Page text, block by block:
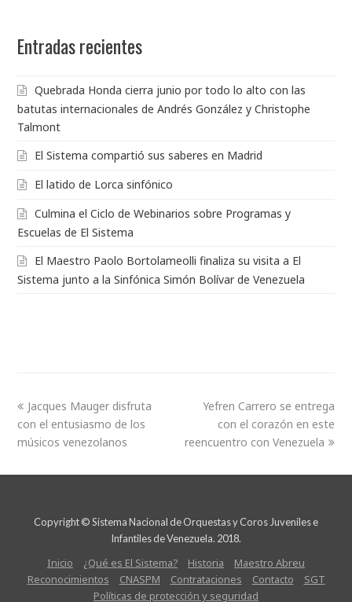
Entradas recientes
Quebrada Honda cierra junio por todo lo alto con las
batutas internacionales de Andrés González y Christophe
Talmont
El Sistema compartió sus saberes en Madrid
El latido de Lorca sinfónico
Culmina el Ciclo de Webinarios sobre Programas y
Escuelas de El Sistema
El Maestro Paolo Bortolameolli finaliza su visita a El
Sistema junto a la Sinfónica Simón Bolívar de Venezuela
Jacques Mauger disfruta
con el entusiasmo de los
músicos venezolanos
Yefren Carrero se entrega
con el corazón en este
reencuentro con Venezuela
Copyright © Sistema Nacional de Orquestas y Coros Juveniles e
Infantiles de Venezuela. 2018.
Inicio ¿Qué es El Sistema? Historia
Maestro Abreu
Reconocimientos
CNASPM Contrataciones Contacto
SGT
Políticas de protección y seguridad